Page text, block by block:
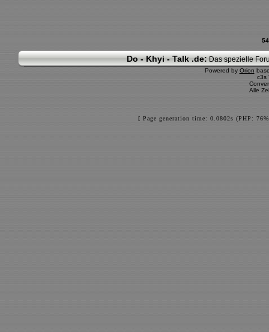
Do - Khyi - Talk .de: Das spezielle
Powered by Orion
c3s
Alle
[ Page generation time: 0.0802s (PHP: